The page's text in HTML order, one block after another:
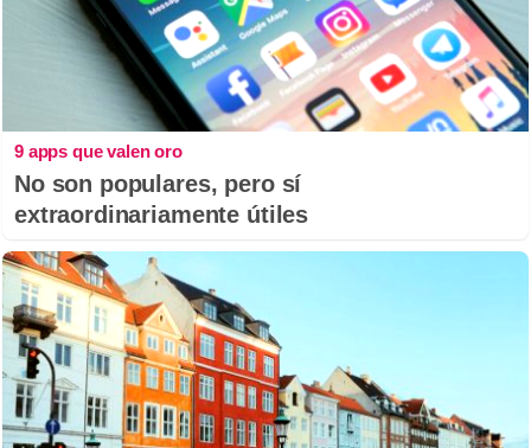
9 apps que valen oro
No son populares, pero sí
extraordinariamente útiles